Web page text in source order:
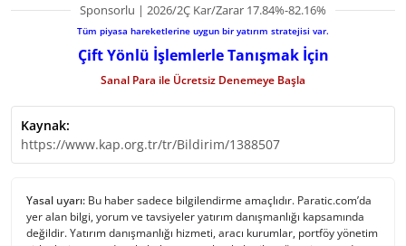
Sponsorlu | 2026/2Ç Kar/Zarar 17.84%-82.16%
Tüm piyasa hareketlerine uygun bir yatırım stratejisi var.
Çift Yönlü İşlemlerle Tanışmak İçin
Sanal Para ile Ücretsiz Denemeye Başla
Kaynak:
https://www.kap.org.tr/tr/Bildirim/1388507
Yasal uyarı: Bu haber sadece bilgilendirme amaçlıdır. Paratic.com’da
yer alan bilgi, yorum ve tavsiyeler yatırım danışmanlığı kapsamında
değildir. Yatırım danışmanlığı hizmeti, aracı kurumlar, portföy yönetim